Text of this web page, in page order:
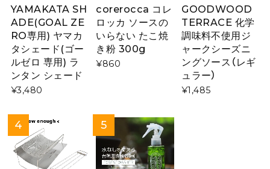
YAMAKATA SH
ADE(GOAL ZE
RO専用) ヤマカ
タシェード(ゴー
ルゼロ 専用) ラ
ンタン シェード
¥3,480
corerocca コレ
ロッカ ソースの
いらない たこ焼
き粉 300g
¥860
GOODWOOD
TERRACE 化学
調味料不使用ジ
ャークシーズニ
ングソース（レギ
ュラー）
¥1,485